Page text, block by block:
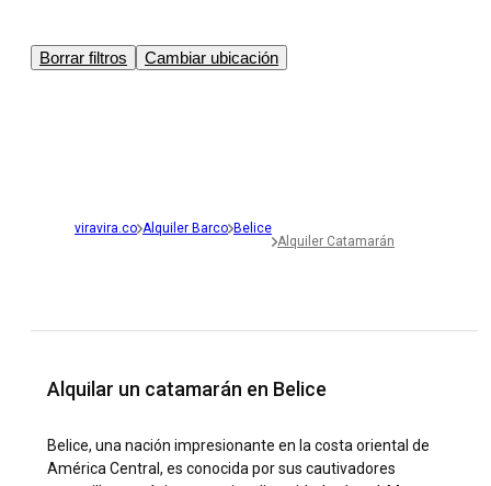
Borrar filtros Cambiar ubicación
viravira.co Alquiler Barco Belice
Alquiler Catamarán
Alquilar un catamarán en Belice
Belice, una nación impresionante en la costa oriental de
América Central, es conocida por sus cautivadores